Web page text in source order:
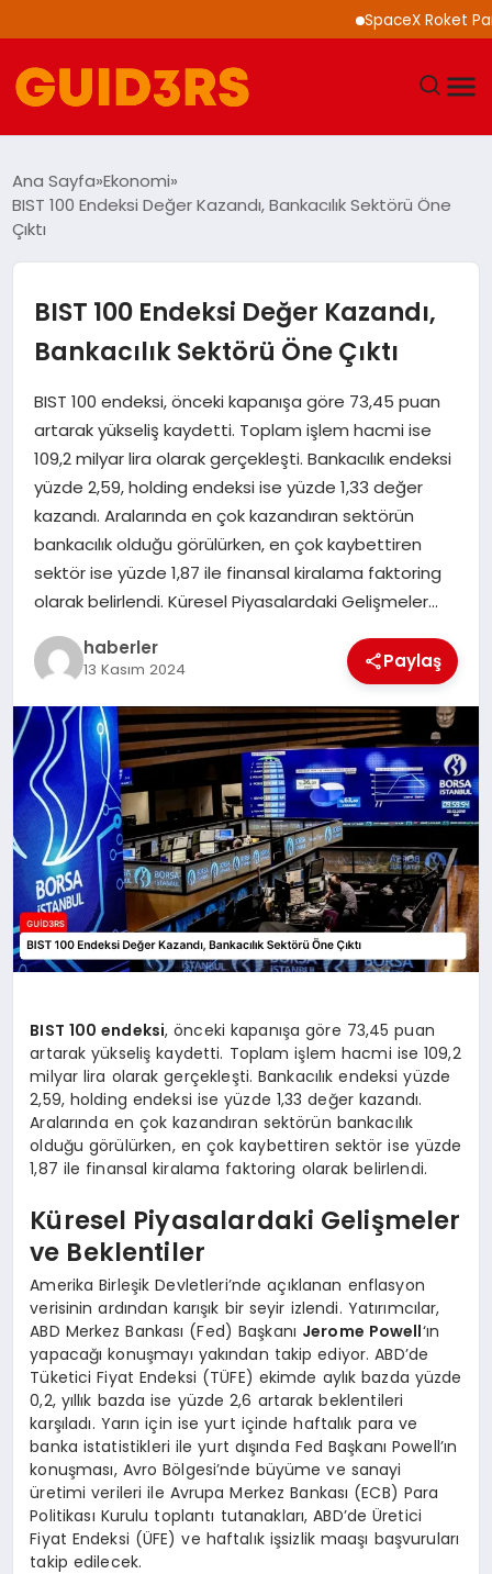
SpaceX Roket
YAŞAM
SAĞLIK
EKONOMI
MAGAZIN
EĞITIM
Ana Sayfa Ekonomi
BIST 100 Endeksi Değer Kazandı, Bankacılık Sektörü Öne
Çıktı
BIST 100 Endeksi Değer Kazandı,
Bankacılık Sektörü Öne Çıktı
BIST 100 endeksi, önceki kapanışa göre 73,45 puan
artarak yükseliş kaydetti. Toplam işlem hacmi ise
109,2 milyar lira olarak gerçekleşti. Bankacılık endeksi
yüzde 2,59, holding endeksi ise yüzde 1,33 değer
kazandı. Aralarında en çok kazandıran sektörün
bankacılık olduğu görülürken, en çok kaybettiren
sektör ise yüzde 1,87 ile finansal kiralama faktoring
olarak belirlendi. Küresel Piyasalardaki Gelişmeler…
haberler
13 Kasım 2024 Paylaş
BIST 100 endeksi, önceki kapanışa göre 73,45 puan
artarak yükseliş kaydetti. Toplam işlem hacmi ise 109,2
milyar lira olarak gerçekleşti. Bankacılık endeksi yüzde
2,59, holding endeksi ise yüzde 1,33 değer kazandı.
Aralarında en çok kazandıran sektörün bankacılık
olduğu görülürken, en çok kaybettiren sektör ise yüzde
1,87 ile finansal kiralama faktoring olarak belirlendi.
Küresel Piyasalardaki Gelişmeler
ve Beklentiler
Amerika Birleşik Devletleri’nde açıklanan enflasyon
verisinin ardından karışık bir seyir izlendi. Yatırımcılar,
ABD Merkez Bankası (Fed) Başkanı Jerome Powell‘ın
yapacağı konuşmayı yakından takip ediyor. ABD’de
Tüketici Fiyat Endeksi (TÜFE) ekimde aylık bazda yüzde
0,2, yıllık bazda ise yüzde 2,6 artarak beklentileri
karşıladı. Yarın için ise yurt içinde haftalık para ve
banka istatistikleri ile yurt dışında Fed Başkanı Powell’ın
konuşması, Avro Bölgesi’nde büyüme ve sanayi
üretimi verileri ile Avrupa Merkez Bankası (ECB) Para
Politikası Kurulu toplantı tutanakları, ABD’de Üretici
Fiyat Endeksi (ÜFE) ve haftalık işsizlik maaşı başvuruları
takip edilecek.